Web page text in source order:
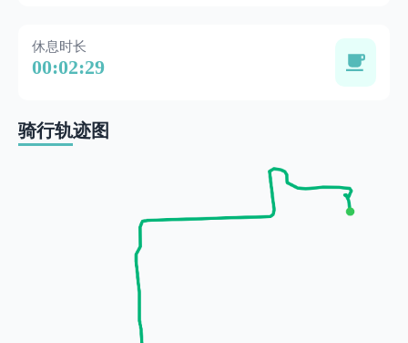
休息时长
00:02:29
骑行轨迹图